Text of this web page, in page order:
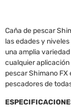
Caña de pescar
las edades y
una amplia
cualquier aplicación
pescar Shimano FX
pescadores de